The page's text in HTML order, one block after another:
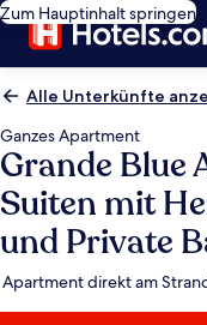
Zum Hauptinhalt springen
Alle Unterkünfte
Ganzes Apartment
Grande Blue
Suiten mit
und Private
Apartment direkt am